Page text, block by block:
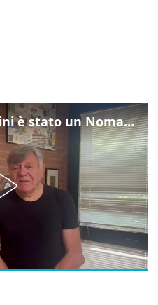
Beppe Carletti: "Guccini è stato un Nomade"